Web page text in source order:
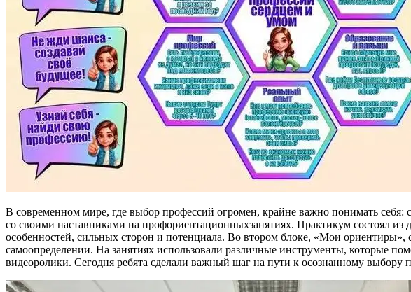
В современном мире, где выбор профессий огромен, крайне важно понимать
со своими наставниками на профориентационныхзанятиях. Практикум состоял
особенностей, сильных сторон и потенциала. Во втором блоке, «Мои ориентиры»,
самоопределении. На занятиях использовали различные инструменты, которые
видеоролики. Сегодня ребята сделали важный шаг на пути к осознанному выбору